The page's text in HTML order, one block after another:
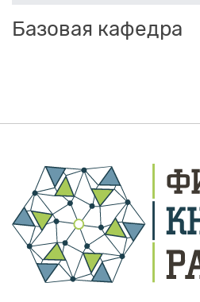
Базовая кафедра